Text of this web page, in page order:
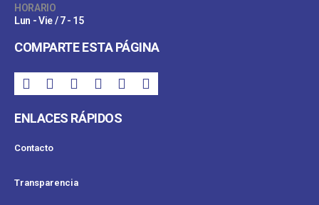
HORARIO
Lun - Vie / 7 - 15
COMPARTE ESTA PÁGINA
ENLACES RÁPIDOS
Contacto
Transparencia